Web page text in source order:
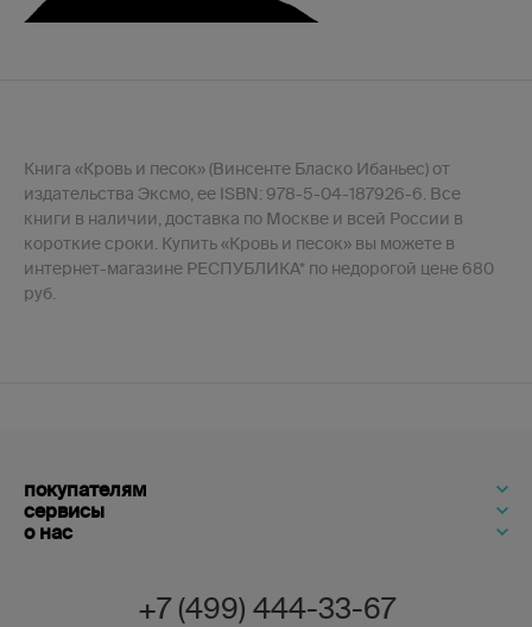
Книга «Кровь и песок» (Винсенте Бласко Ибаньес) от
издательства Эксмо, ее ISBN: 978-5-04-187926-6. Все
книги в наличии, доставка по Москве и всей России в
короткие сроки. Купить «Кровь и песок» вы можете в
интернет-магазине РЕСПУБЛИКА* по недорогой цене 680
руб.
покупателям
сервисы
о нас
+7 (499) 444-33-67